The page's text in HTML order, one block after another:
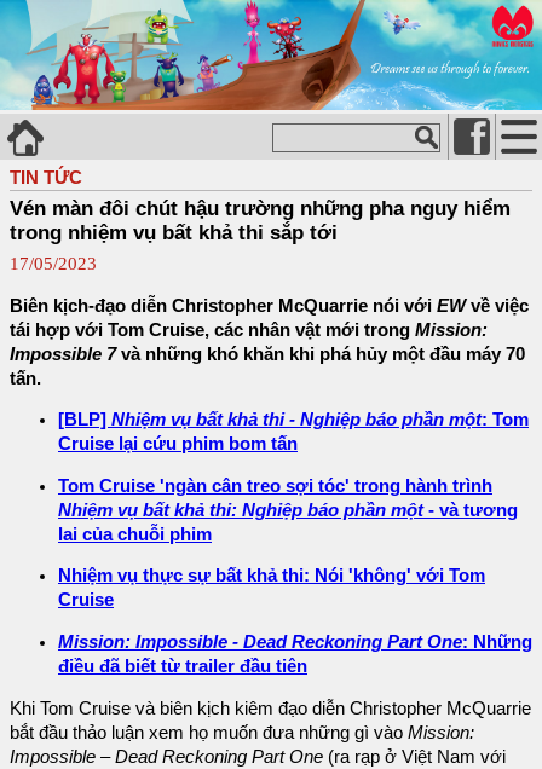
TIN TỨC
Vén màn đôi chút hậu trường những pha nguy hiểm
trong nhiệm vụ bất khả thi sắp tới
17/05/2023
Biên kịch-đạo diễn Christopher McQuarrie nói với EWvề việc
tái hợp với Tom Cruise, các nhân vật mới trong Mission:
Impossible 7và những khó khăn khi phá hủy một đầu máy 70
tấn.
[BLP] Nhiệm vụ bất khả thi - Nghiệp báo phần một: Tom
Cruise lại cứu phim bom tấn
Tom Cruise 'ngàn cân treo sợi tóc' trong hành trình
Nhiệm vụ bất khả thi: Nghiệp báo phần một- và tương
lai của chuỗi phim
Nhiệm vụ thực sự bất khả thi: Nói 'không' với Tom
Cruise
Mission: Impossible - Dead Reckoning Part One: Những
điều đã biết từ trailer đầu tiên
Khi Tom Cruise và biên kịch kiêm đạo diễn Christopher McQuarrie
bắt đầu thảo luận xem họ muốn đưa những gì vào Mission:
Impossible – Dead Reckoning Part One (ra rạp ở Việt Nam với